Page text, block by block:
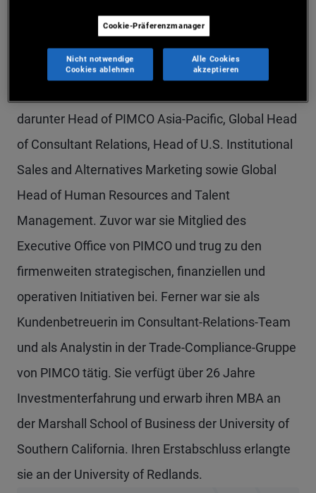
Koordination rund um die
Kimberley Stafford wechselte 2000 zu PIMCO und
darunter Head of PIMCO Asia-Pacific, Global Head
of Consultant Relations, Head of U.S. Institutional
Sales and Alternatives Marketing sowie Global
Head of Human Resources and Talent
Management. Zuvor war sie Mitglied des
Executive Office von PIMCO und trug zu den
firmenweiten strategischen, finanziellen und
operativen Initiativen bei. Ferner war sie als
Kundenbetreuerin im Consultant-Relations-Team
und als Analystin in der Trade-Compliance-Gruppe
von PIMCO tätig. Sie verfügt über 26 Jahre
Investmenterfahrung und erwarb ihren MBA an
der Marshall School of Business der University of
Southern California. Ihren Erstabschluss erlangte
sie an der University of Redlands.
Cookie-Präferenzmanager
Nicht notwendige
Cookies ablehnen
Alle Cookies
akzeptieren